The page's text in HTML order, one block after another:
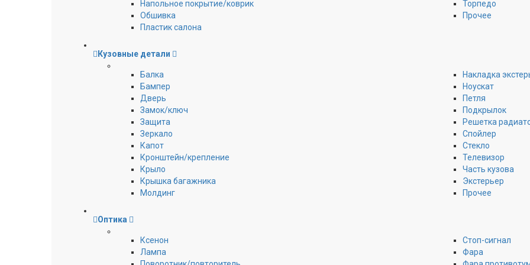
Напольное покрытие/коврик
Обшивка
Пластик салона
Торпедо
Прочее
Кузовные детали
Балка
Бампер
Дверь
Замок/ключ
Защита
Зеркало
Капот
Кронштейн/крепление
Крыло
Крышка багажника
Молдинг
Накладка
Ноускат
Петля
Подкрылок
Решетка
Спойлер
Стекло
Телевизор
Часть кузова
Экстерьер
Прочее
Оптика
Ксенон
Лампа
Стоп-сигнал
Фара